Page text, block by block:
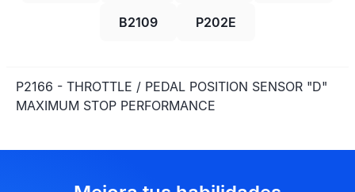
B2109 P202E
P2166 - THROTTLE / PEDAL POSITION SENSOR "D"
MAXIMUM STOP PERFORMANCE